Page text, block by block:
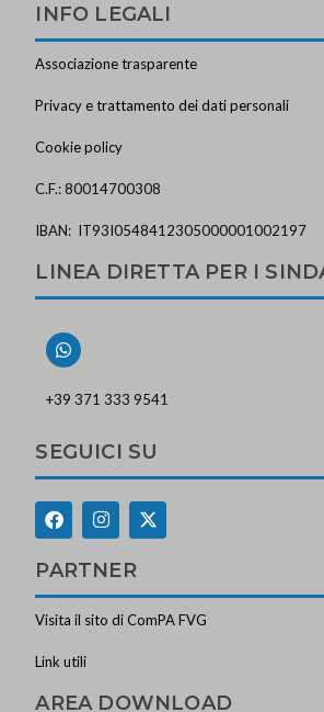
INFO LEGALI
Associazione trasparente
Privacy e trattamento dei dati personali
Cookie policy
C.F.: 80014700308
IBAN: IT93I0548412305000001002197
LINEA DIRETTA PER I
+39 371 333 9541
SEGUICI SU
PARTNER
Visita il sito di ComPA FVG
Link utili
AREA DOWNLOAD